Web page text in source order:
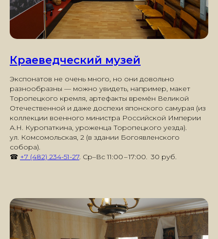
Краеведческий музей
Экспонатов не очень много, но они довольно
разнообразны — можно увидеть, например, макет
Торопецкого кремля, артефакты времён Великой
Отечественной и даже доспехи японского самурая (из
коллекции военного министра Российской Империи
А.Н. Куропаткина, уроженца Торопецкого уезда).
ул. Комсомольская, 2 (в здании Богоявленского
собора).
☎ +7 (482) 234-51-27. Ср–Вс 11:00 – 17:00. 30 руб.